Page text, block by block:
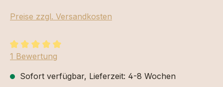
Preise zzgl. Versandkosten
Durchschnittliche Bewertung von 5 von 5 Sternen
1 Bewertung
Sofort verfügbar, Lieferzeit: 4-8 Wochen